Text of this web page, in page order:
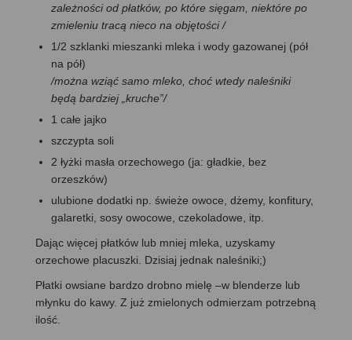
zależności od płatków, po które sięgam, niektóre po
zmieleniu tracą nieco na objętości /
1/2 szklanki mieszanki mleka i wody gazowanej (pół
na pół)
/można wziąć samo mleko, choć wtedy naleśniki
będą bardziej „kruche”/
1 całe jajko
szczypta soli
2 łyżki masła orzechowego (ja: gładkie, bez
orzeszków)
ulubione dodatki np. świeże owoce, dżemy, konfitury,
galaretki, sosy owocowe, czekoladowe, itp.
Dając więcej płatków lub mniej mleka, uzyskamy
orzechowe placuszki. Dzisiaj jednak naleśniki;)
Płatki owsiane bardzo drobno mielę –w blenderze lub
młynku do kawy. Z już zmielonych odmierzam potrzebną
ilość.